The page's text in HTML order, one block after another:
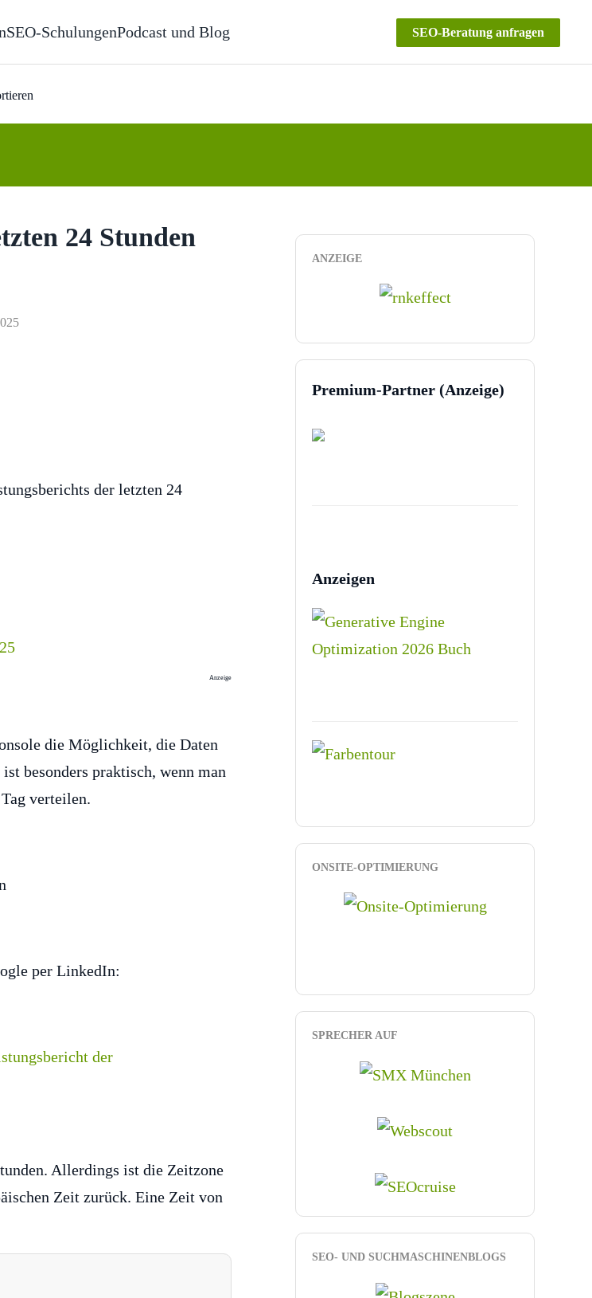
SEO-SchulungenPodcast und Blog SEO-Beratung anfragen
24 Stunden
der letzten 24
Anzeige
die Möglichkeit, die Daten
besonders praktisch, wenn man
verteilen.
per LinkedIn:
Allerdings ist die Zeitzone
Zeit zurück. Eine Zeit von
ANZEIGE
Premium-Partner (Anzeige)
Anzeigen
ONSITE-OPTIMIERUNG
SPRECHER AUF
SEO- UND SUCHMASCHINENBLOGS